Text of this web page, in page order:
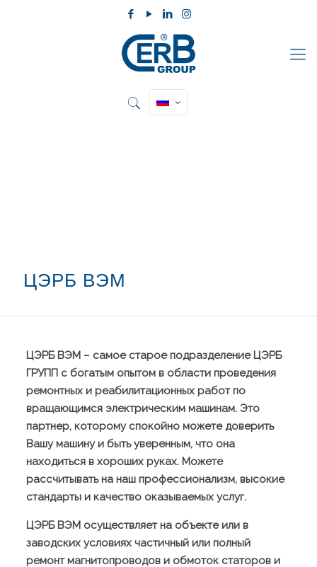
ЦЭРБ ВЭМ
ЦЭРБ ВЭМ – самое старое подразделение ЦЭРБ
ГРУПП с богатым опытом в области проведения
ремонтных и реабилитационных работ по
вращающимся электрическим машинам. Это
партнер, которому спокойно можете доверить
Вашу машину и быть уверенным, что она
находиться в хороших руках. Можете
рассчитывать на наш профессионализм, высокие
стандарты и качество оказываемых услуг.
ЦЭРБ ВЭМ осуществляет на объекте или в
заводских условиях частичный или полный
ремонт магнитопроводов и обмоток статоров и